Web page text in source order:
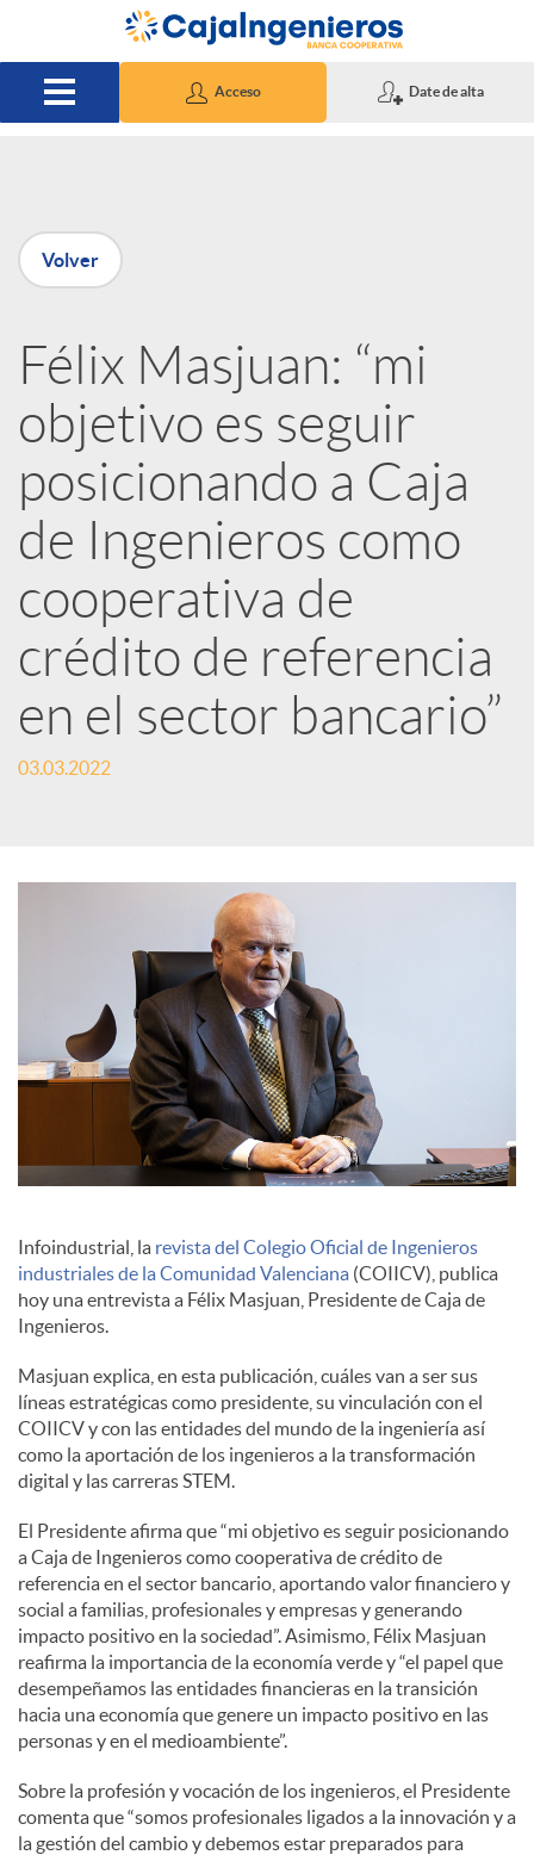
Saltar al contenido principal
Acceso Date de alta
P
u
b
l
i
c
a
d
e
n
t
e
n
i
d
o
s
Volver
Félix Masjuan: “mi
objetivo es seguir
posicionando a Caja
de Ingenieros como
cooperativa de
crédito de referencia
en el sector bancario”
03.03.2022
Infoindustrial, la revista del Colegio Oficial de Ingenieros
industriales de la Comunidad Valenciana (COIICV), publica
hoy una entrevista a Félix Masjuan, Presidente de Caja de
Ingenieros.
Masjuan explica, en esta publicación, cuáles van a ser sus
líneas estratégicas como presidente, su vinculación con el
COIICV y con las entidades del mundo de la ingeniería así
como la aportación de los ingenieros a la transformación
digital y las carreras STEM.
El Presidente afirma que “mi objetivo es seguir posicionando
a Caja de Ingenieros como cooperativa de crédito de
referencia en el sector bancario, aportando valor financiero y
social a familias, profesionales y empresas y generando
impacto positivo en la sociedad”. Asimismo, Félix Masjuan
reafirma la importancia de la economía verde y “el papel que
desempeñamos las entidades financieras en la transición
hacia una economía que genere un impacto positivo en las
personas y en el medioambiente”.
Sobre la profesión y vocación de los ingenieros, el Presidente
comenta que “somos profesionales ligados a la innovación y a
la gestión del cambio y debemos estar preparados para